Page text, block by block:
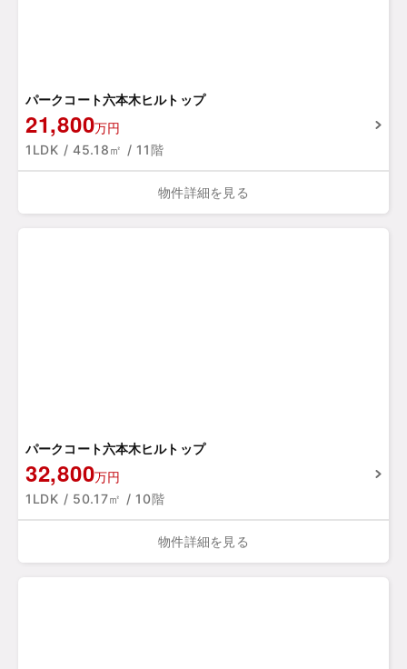
パークコート六本木ヒルトップ
21,800万円
1LDK / 45.18㎡ / 11階
物件詳細を見る
パークコート六本木ヒルトップ
32,800万円
1LDK / 50.17㎡ / 10階
物件詳細を見る